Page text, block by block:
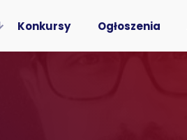
Konkursy Ogłoszenia